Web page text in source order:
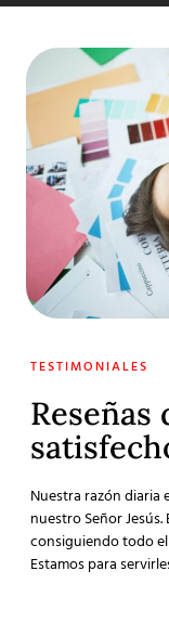
TESTIMONIALES
Reseñas
Nuestra razón diaria
nuestro Señor
consiguiendo todo
Estamos para